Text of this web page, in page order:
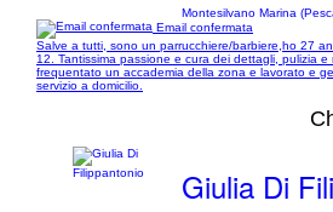
Montesilvano Marina
Email confermata
Salve a tutti, sono un parrucchiere/barbiere,ho 27
12. Tantissima passione e cura dei dettagli, pulizia
frequentato un accademia della zona e lavorato e
servizio a domicilio.
Giulia Di